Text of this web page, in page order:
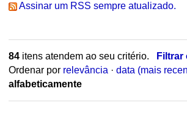
Assinar um RSS sempre atualizado.
84itens atendem ao seu critério.
Filtrar
Ordenar por relevância · data (mais
alfabeticamente